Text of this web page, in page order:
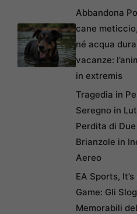
Abbandona
cane
né acqua
vacanze:
in extremis
Tragedia in
Seregno in
Perdita di
Brianzole in
Aereo
EA Sports,
Game: Gli
Memorabili